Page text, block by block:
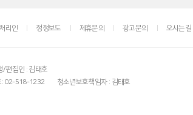
리인 정정보도 제휴문의 광고문의 오시는길
/편집인 : 김태호
: 02-518-1232
청소년보호책임자 : 김태호